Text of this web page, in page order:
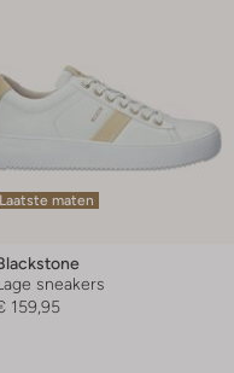
Laatste maten
sneakers
159,95